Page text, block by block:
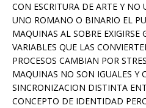
CON ESCRITURA DE ARTE Y
UNO ROMANO O BINARIO EL
MAQUINAS AL SOBRE EXIGIRSE
VARIABLES QUE LAS
PROCESOS CAMBIAN POR
MAQUINAS NO SON IGUALES Y
SINCRONIZACION DISTINTA
CONCEPTO DE IDENTIDAD